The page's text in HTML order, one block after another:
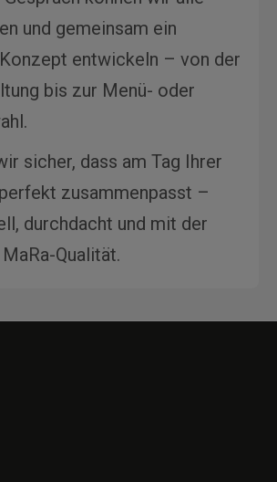
und gemeinsam ein
entwickeln – von der
bis zur Menü- oder
sicher, dass am Tag Ihrer
zusammenpasst –
durchdacht und mit der
Qualität.